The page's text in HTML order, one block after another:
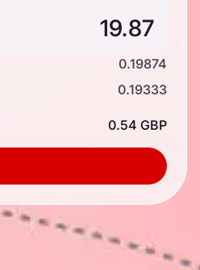
0.19874
0.19333
0.54 GBP